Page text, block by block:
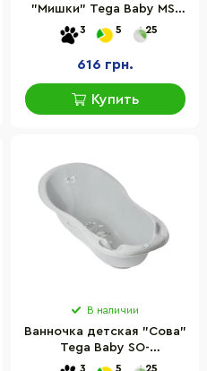
"Мишки" Tega Baby MS-
004ODPŁYW-119 со
сливом, 86 см
3 5 25
616 грн.
Купить
В наличии
Ванночка детская "Сова"
Tega Baby SO-
004ODPŁYW-106 со
3 5 25